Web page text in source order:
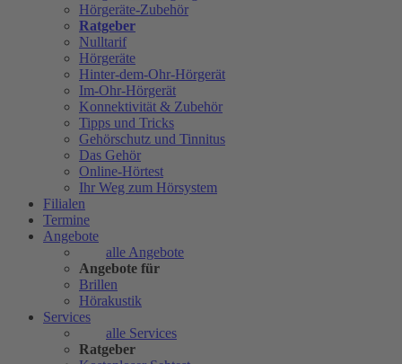
Hörgeräte-Zubehör
Ratgeber
Nulltarif
Hörgeräte
Hinter-dem-Ohr-Hörgerät
Im-Ohr-Hörgerät
Konnektivität & Zubehör
Tipps und Tricks
Gehörschutz und Tinnitus
Das Gehör
Online-Hörtest
Ihr Weg zum Hörsystem
Filialen
Termine
Angebote
alle Angebote
Angebote für
Brillen
Hörakustik
Services
alle Services
Ratgeber